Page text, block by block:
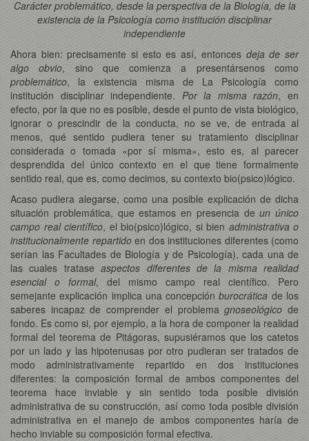
Carácter problemático, desde la perspectiva de la Biología, de la
existencia de la Psicología como institución disciplinar
independiente
Ahora bien: precisamente si esto es así, entonces deja de ser
algo obvio, sino que comienza a presentársenos como
problemático, la existencia misma de La Psicología como
institución disciplinar independiente. Por la misma razón, en
efecto, por la que no es posible, desde el punto de vista biológico,
ignorar o prescindir de la conducta, no se ve, de entrada al
menos, qué sentido pudiera tener su tratamiento disciplinar
considerada o tomada «por sí misma», esto es, al parecer
desprendida del único contexto en el que tiene formalmente
sentido real, que es, como decimos, su contexto bio(psico)lógico.
Acaso pudiera alegarse, como una posible explicación de dicha
situación problemática, que estamos en presencia deun único
campo real científico, el bio(psico)lógico, si bien administrativa o
institucionalmente repartidoen dos instituciones diferentes (como
serían las Facultades de Biología y de Psicología), cada una de
las cuales trataseaspectos diferentes de la misma realidad
esencial o formal, del mismo campo real científico. Pero
semejante explicación implica una concepciónburocrática de los
saberes incapaz de comprender el problemagnoseológico de
fondo. Es como si, por ejemplo, a la hora de componer la realidad
formal del teorema de Pitágoras, supusiéramos que los catetos
por un lado y las hipotenusas por otro pudieran ser tratados de
modo administrativamente repartido en dos instituciones
diferentes: la composición formal de ambos componentes del
teorema hace inviable y sin sentido toda posible división
administrativa de su construcción, así como toda posible división
administrativa en el manejo de ambos componentes haría de
hecho inviable su composición formal efectiva.